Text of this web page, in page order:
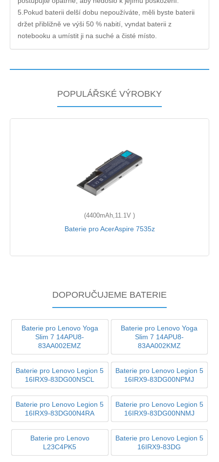
5.Pokud baterii delší dobu nepoužíváte, měli byste baterii
držet přibližně ve výši 50 % nabití, vyndat baterii z
notebooku a umístit ji na suché a čisté místo.
POPULÁŘSKÉ VÝROBKY
(4400mAh,11.1V )
Baterie pro AcerAspire 7535z
DOPORUČUJEME BATERIE
Baterie pro Lenovo Yoga
Slim 7 14APU8-
83AA002EMZ
Baterie pro Lenovo Yoga
Slim 7 14APU8-
83AA002KMZ
Baterie pro Lenovo Legion 5
16IRX9-83DG00NSCL
Baterie pro Lenovo Legion 5
16IRX9-83DG00NPMJ
Baterie pro Lenovo Legion 5
16IRX9-83DG00N4RA
Baterie pro Lenovo Legion 5
16IRX9-83DG00NNMJ
Baterie pro Lenovo
L23C4PK5
Baterie pro Lenovo Legion 5
16IRX9-83DG